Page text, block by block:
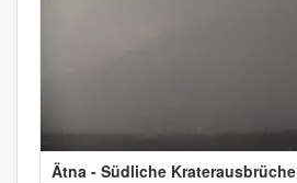
Ätna - Südliche Kraterausbrüche